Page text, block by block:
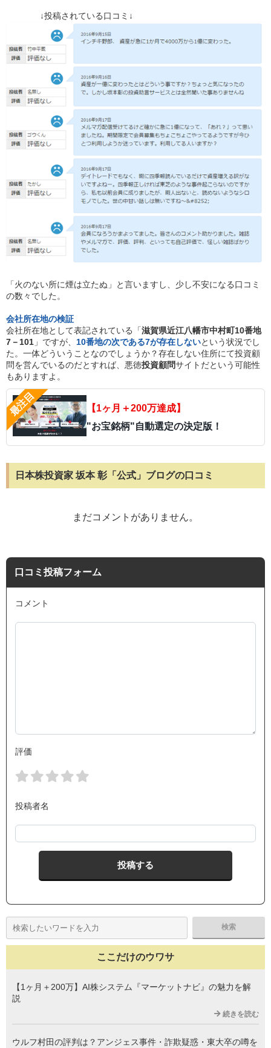
↓投稿されている口コミ↓
「火のない所に煙は立たぬ」と言いますし、少し不安になる口コミ
の数々でした。
会社所在地の検証
会社所在地として表記されている「滋賀県近江八幡市中村町10番地
7－101 」ですが、 10番地の次である7が存在しないという状況でし
た。一体どういうことなのでしょうか？存在しない住所にて投資顧
問を営んでいるのだとすれば、悪徳投資顧問サイトだという可能性
もありますよ。
【1ヶ月＋200万達成】
"お宝銘柄"自動選定の決定版！
日本株投資家 坂本 彰「公式」ブログの口コミ
まだコメントがありません。
口コミ投稿フォーム
コメント
評価
投稿者名
ここだけのウワサ
【1ヶ月＋200万】AI株システム『マーケットナビ』の魅力を解
説
続きを読む
ウルフ村田の評判は？アンジェス事件・詐欺疑惑・東大卒の噂を